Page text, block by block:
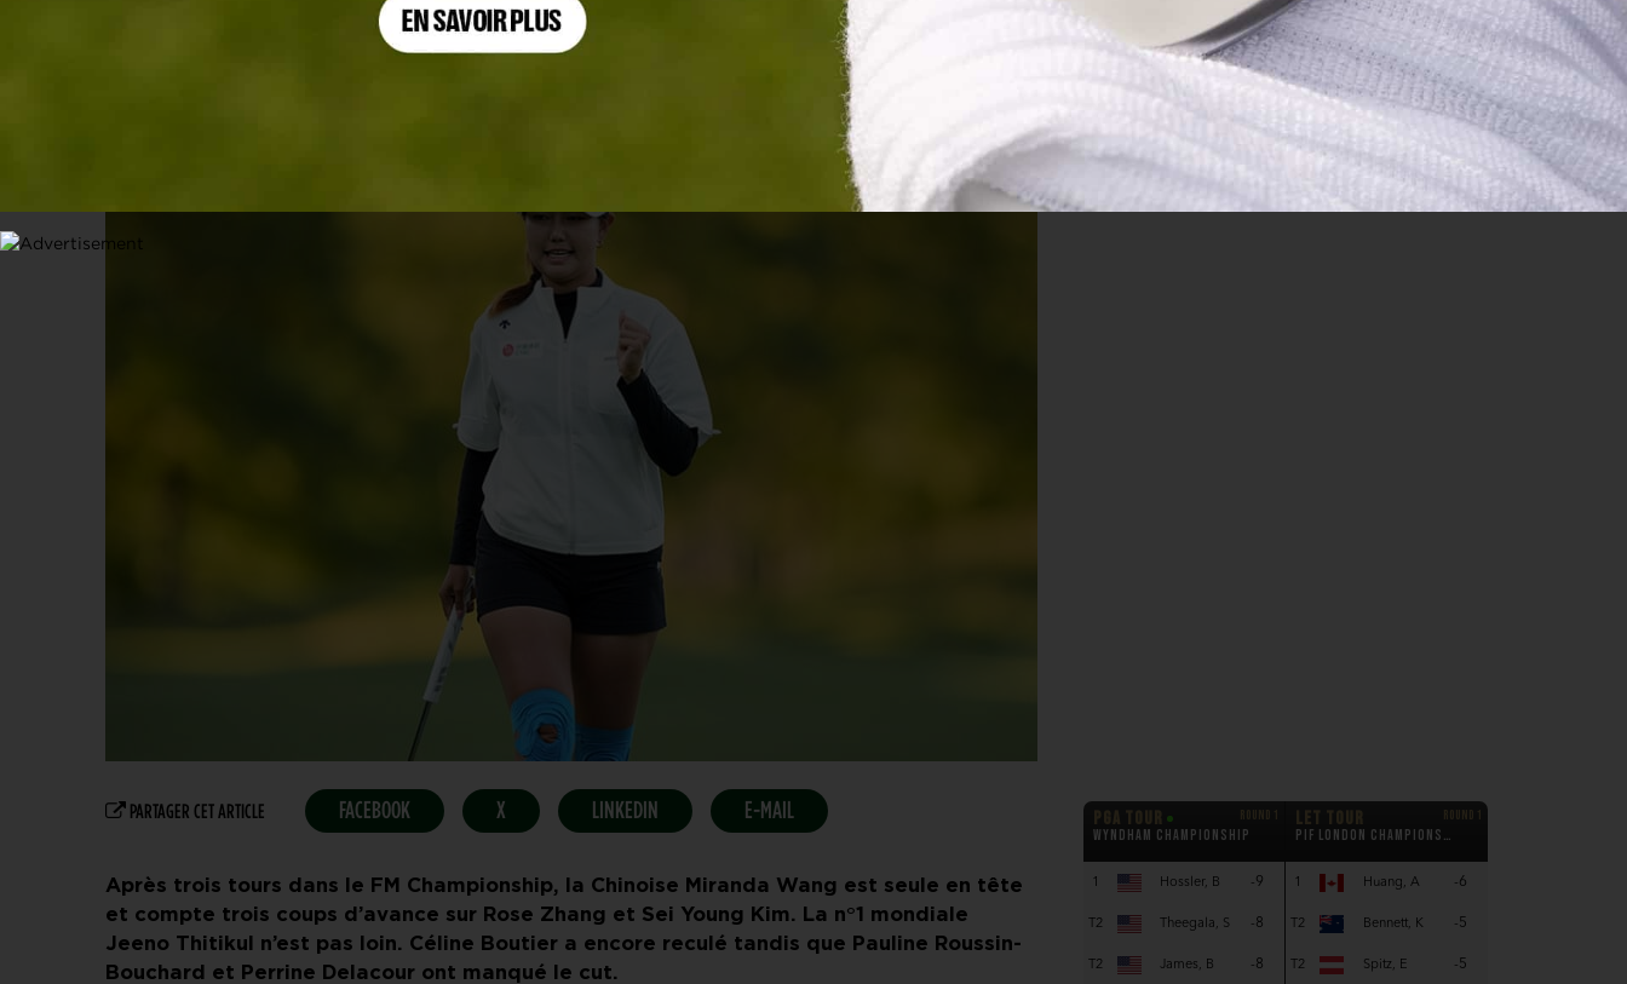
Miranda Wang s’échappe, Jeeno Thitikul au contact, Céline Boutier recule
PARTAGER CET ARTICLE FACEBOOK X LINKEDIN E-MAIL
Après trois tours dans le FM Championship, la Chinoise Miranda Wang est seule en tête
et compte trois coups d’avance sur Rose Zhang et Sei Young Kim. La n°1 mondiale
Jeeno Thitikul n’est pas loin. Céline Boutier a encore reculé tandis que Pauline Roussin-
Bouchard et Perrine Delacour ont manqué le cut.